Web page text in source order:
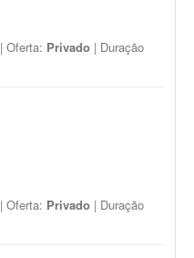
| Oferta: Privado | Duração
| Oferta: Privado | Duração